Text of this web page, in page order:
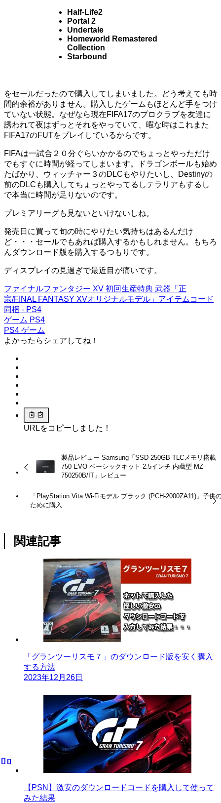
Half-Life2
Portal 2
Undertale
Homeworld Remastered
Collection
Starbound
をセールだったので購入してしまいました。どう考えても時
間的余裕がありません。購入したゲームもほとんど手をつけ
ていない状態。なぜなら現在FIFA17のプロクラブを友達に
誘われて夜はずっとそれをやっていて、暇な時はこれまた
FIFA17のFUTをプレイしているからです。
FIFAは一試合２０分ぐらいかかるのでちょっとやっただけ
でもすぐに時間が経ってしまいます。ドラゴンボールも始め
たばかり、ウィッチャー３のDLCもやりたいし、Destinyの
前のDLCも購入してちょっとやってるしテラリアもするし
で本当に時間が足りないのです。
プレミアリーグも見ないといけないしね。
発売日に買って旬の時にやりたい気持ちはあるんだけ
ど・・・セールでもあれば購入するかもしれません。もちろ
んダウンロード版を購入するつもりです。
ディスプレイの見過ぎで最近目が痛いです。
ファイナルファンタジー XV 初回生産特典 武器「正
宗/FINAL FANTASY XVオリジナルモデル」アイテムコード
同梱 - PS4
ゲーム PS4
PS4 ゲーム
よかったらシェアしてね！
URLをコピーしました！
製品レビュー Samsung「SSD 250GB TLCメモリ搭載
750 EVO ベーシックキット 2.5インチ 内蔵型 MZ-
750250B/IT」レビュー
「PlayStation Vita Wi-Fiモデル ブラック (PCH-2000ZA11)」子供
ために購入
関連記事
「グランツーリスモ７」のダウンロード版を安く購入
する方法
2023年12月26日
【PSN】激安のダウンロードコードを購入して使って
みた結果